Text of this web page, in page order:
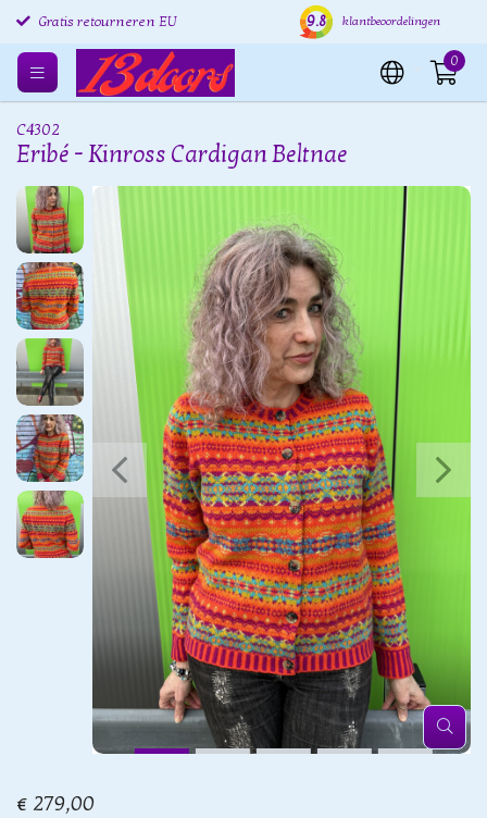
Gratis retourneren EU Verzending binnen 24 uur
9.8 klantbeoordelingen
0
C4302
Eribé - Kinross Cardigan Beltnae
€ 279,00